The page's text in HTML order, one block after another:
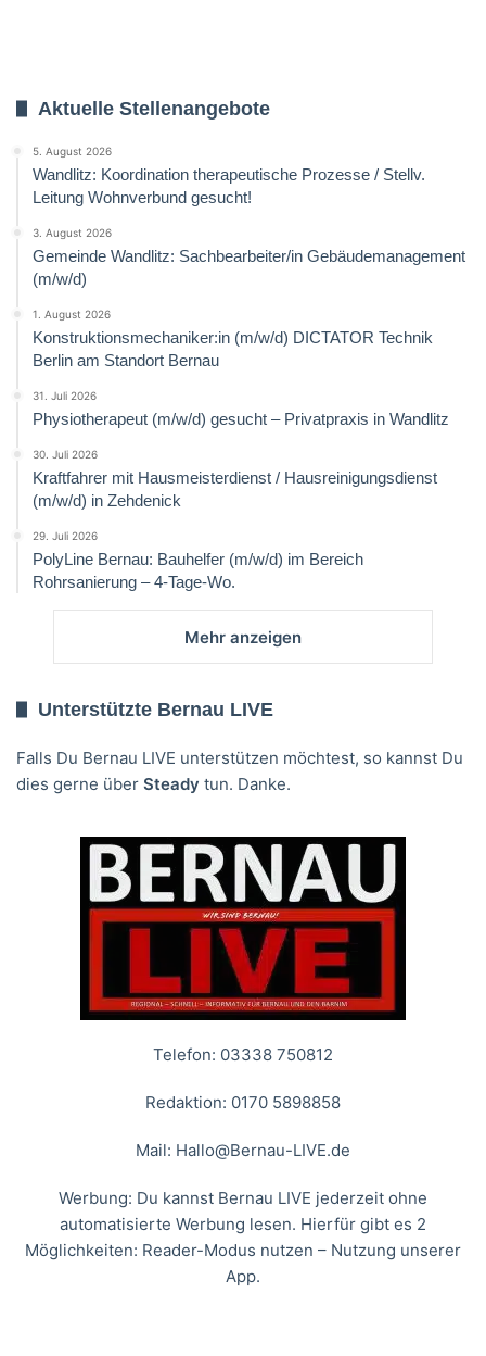
Aktuelle Stellenangebote
5. August 2026
Wandlitz: Koordination therapeutische Prozesse / Stellv.
Leitung Wohnverbund gesucht!
3. August 2026
Gemeinde Wandlitz: Sachbearbeiter/in Gebäudemanagement
(m/w/d)
1. August 2026
Konstruktionsmechaniker:in (m/w/d) DICTATOR Technik
Berlin am Standort Bernau
31. Juli 2026
Physiotherapeut (m/w/d) gesucht – Privatpraxis in Wandlitz
30. Juli 2026
Kraftfahrer mit Hausmeisterdienst / Hausreinigungsdienst
(m/w/d) in Zehdenick
29. Juli 2026
PolyLine Bernau: Bauhelfer (m/w/d) im Bereich
Rohrsanierung – 4-Tage-Wo.
Mehr anzeigen
Unterstützte Bernau LIVE
Falls Du Bernau LIVE unterstützen möchtest, so kannst Du
dies gerne über Steady tun. Danke.
Telefon: 03338 750812
Redaktion: 0170 5898858
Mail: Hallo@Bernau-LIVE.de
Werbung: Du kannst Bernau LIVE jederzeit ohne
automatisierte Werbung lesen. Hierfür gibt es 2
Möglichkeiten: Reader-Modus nutzen – Nutzung unserer
App.